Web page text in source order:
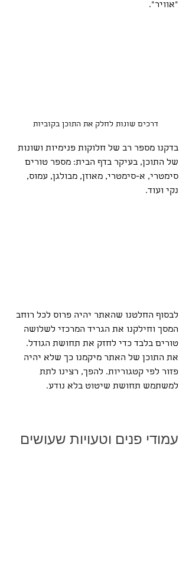
"אוויר".
דרכים שונות לחלק את התוכן בקוביות
בדקנו מספר רב של חלוקות פנימיות ושונות
של התוכן, בעיקר בדף הבית: מספר טורים
סימטרי, א-סימטרי, מאוזן, מבולגן, עמוס,
נקי ועוד.
לבסוף החלטנו שהאתר יהיה פרוס לכל רוחב
המסך וחילקנו את הגריד המרכזי לשלושה
טורים בלבד כדי לחזק את תחושת הגודל.
את התוכן של האתר מיקמנו כך שלא יהיה
פזור לפי קטגוריות. להפך, רצינו לתת
למשתמש תחושת שיטוט בלא נודע.
עמודי פנים וטעויות שעושים